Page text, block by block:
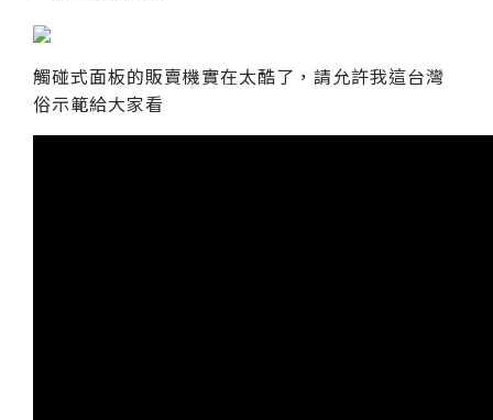
觸碰式面板的販賣機實在太酷了，請允許我這台灣
俗示範給大家看